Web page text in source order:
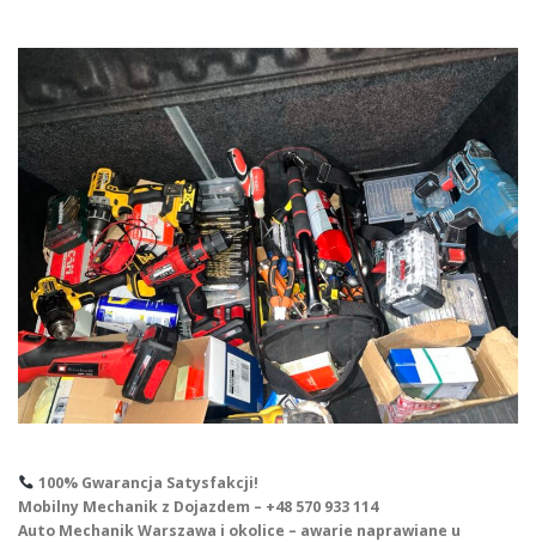
100% Gwarancja Satysfakcji!
Mobilny Mechanik z Dojazdem – +48 570 933 114
Auto Mechanik Warszawa i okolice – awarie naprawiane u